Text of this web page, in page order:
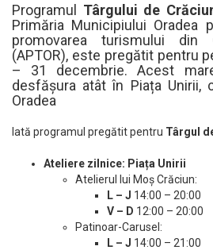
Programul Târgului de
Primăria Municipiului Oradea
promovarea turismului din
(APTOR), este pregătit pentru
– 31 decembrie. Acest
desfășura atât în Piața Unirii,
Oradea
Iată programul pregătit pentru Târgul
Ateliere zilnice: Piața Unirii
Atelierul lui Moș Crăciun:
L – J 14:00 – 20:00
V – D 12:00 – 20:00
Patinoar-Carusel:
L – J 14:00 – 21:00